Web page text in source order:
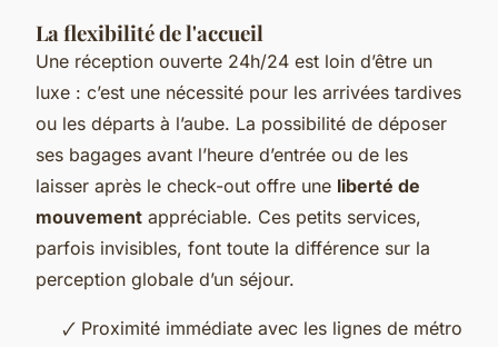
La flexibilité de l'accueil
Une réception ouverte 24h/24 est loin d’être un
luxe : c’est une nécessité pour les arrivées tardives
ou les départs à l’aube. La possibilité de déposer
ses bagages avant l’heure d’entrée ou de les
laisser après le check-out offre une liberté de
mouvement appréciable. Ces petits services,
parfois invisibles, font toute la différence sur la
perception globale d’un séjour.
🗸 Proximité immédiate avec les lignes de métro